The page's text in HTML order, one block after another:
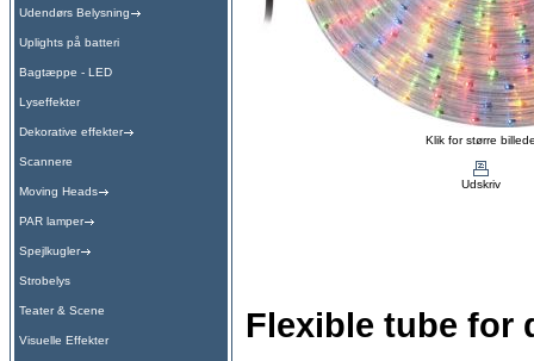
Udendørs Belysning
Uplights på batteri
Bagtæppe - LED
Lyseffekter
Dekorative effekter
Scannere
Moving Heads
PAR lamper
Spejlkugler
Strobelys
Teater & Scene
Visuelle Effekter
Klik for større
Udskriv
Flexible tube for